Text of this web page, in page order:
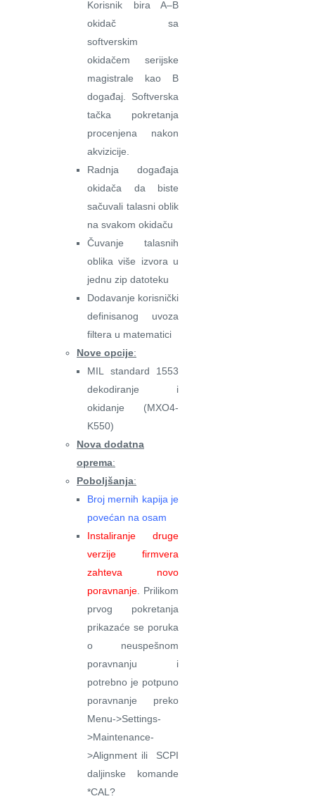
Korisnik bira A–B
okidač sa
softverskim
okidačem serijske
magistrale kao B
događaj. Softverska
tačka pokretanja
procenjena nakon
akvizicije.
Radnja događaja
okidača da biste
sačuvali talasni oblik
na svakom okidaču
Čuvanje talasnih
oblika više izvora u
jednu zip datoteku
Dodavanje korisnički
definisanog uvoza
filtera u matematici
Nove opcije:
MIL standard 1553
dekodiranje i
okidanje (MXO4-
K550)
Nova dodatna
oprema:
Poboljšanja:
Broj mernih kapija je
povećan na osam
Instaliranje druge
verzije firmvera
zahteva novo
poravnanje . Prilikom
prvog pokretanja
prikazaće se poruka
o neuspešnom
poravnanju i
potrebno je potpuno
poravnanje preko
Menu->Settings-
>Maintenance-
>Alignment ili SCPI
daljinske komande
*CAL?